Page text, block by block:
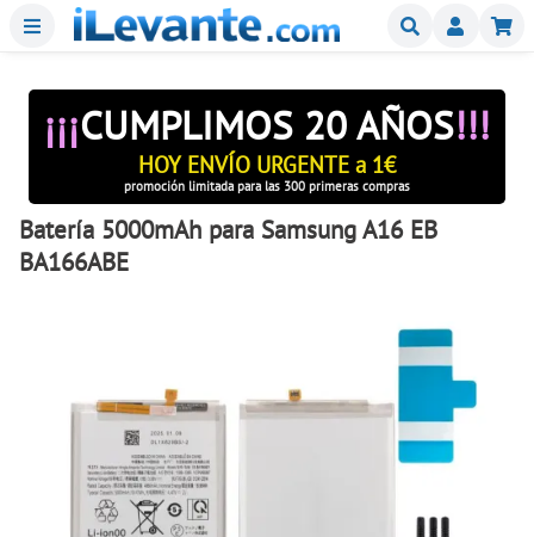
Menu Buscar
¡¡¡CUMPLIMOS 20 AÑOS!!!
HOY ENVÍO URGENTE a 1€
promoción limitada para las 300 primeras compras
Batería 5000mAh para Samsung A16 EB
BA166ABE